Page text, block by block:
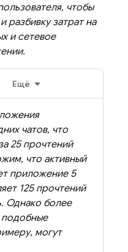
чтобы
разбивку затрат на
и сетевое
Ещё
чатов, что
25 прочтений
что активный
приложение 5
125 прочтений
Однако более
могут